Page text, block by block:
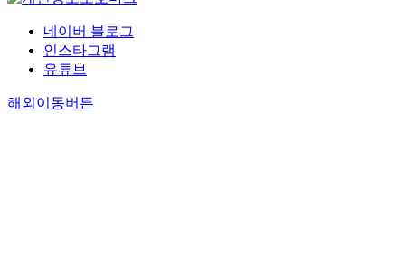
네이버 블로그
인스타그램
유튜브
해외이동버튼